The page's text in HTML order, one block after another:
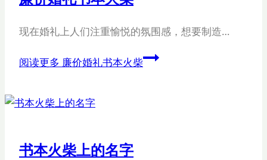
现在婚礼上人们注重愉悦的氛围感，想要制造…
阅读更多 廉价婚礼书本火柴
书本火柴上的名字